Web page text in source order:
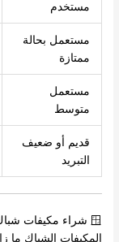
مستخدم
مستعمل بحالة
ممتازة
مستعمل
متوسط
قديم أو ضعيف
التبريد
🪟 شراء مكيفات شباك بأفضل سعر بالمدينة المنورة
المكيفات الشباك ما